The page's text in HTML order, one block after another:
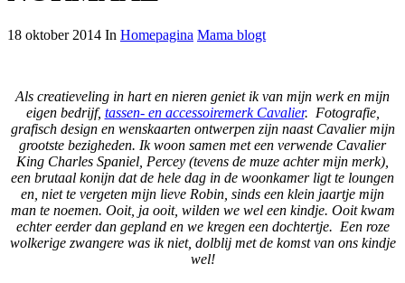
18 oktober 2014 In Homepagina Mama blogt
Als creatieveling in hart en nieren geniet ik van mijn werk en mijn
eigen bedrijf, tassen- en accessoiremerk Cavalier. Fotografie,
grafisch design en wenskaarten ontwerpen zijn naast Cavalier mijn
grootste bezigheden. Ik woon samen met een verwende Cavalier
King Charles Spaniel, Percey (tevens de muze achter mijn merk),
een brutaal konijn dat de hele dag in de woonkamer ligt te loungen
en, niet te vergeten mijn lieve Robin, sinds een klein jaartje mijn
man te noemen. Ooit, ja ooit, wilden we wel een kindje. Ooit kwam
echter eerder dan gepland en we kregen een dochtertje. Een roze
wolkerige zwangere was ik niet, dolblij met de komst van ons kindje
wel!